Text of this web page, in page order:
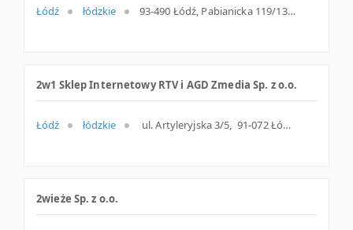
Łódź łódzkie 93-490 Łódź, Pabianicka 119/131, woj. Łódzkie, pow. Łódź, gm. Łódź
2w1 Sklep Internetowy RTV i AGD Zmedia Sp. z o.o.
Łódź łódzkie ul. Artyleryjska 3/5, 91-072 Łódź, m. Łódź, łódzkie
2wieże Sp. z o.o.